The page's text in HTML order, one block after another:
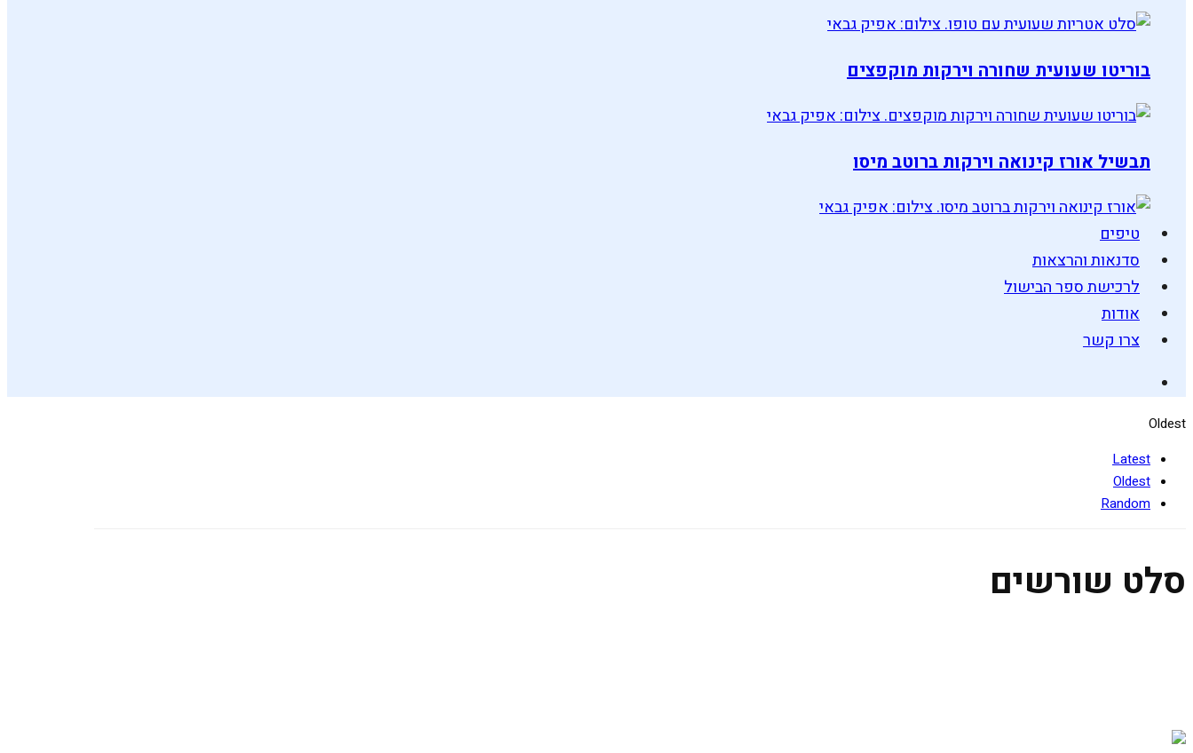
בוריטו שעועית שחורה וירקות מוקפצים
תבשיל אורז קינואה וירקות ברוטב מיסו
טיפים
סדנאות והרצאות
לרכישת ספר הבישול
אודות
צרו קשר
Oldest
Latest
Oldest
Random
סלט שורשים